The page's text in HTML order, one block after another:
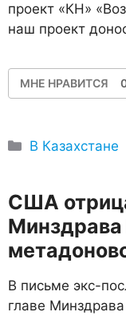
проект «КН»
наш проект
МНЕ НРАВИТСЯ
Рубрики
В Казахстане
США
Минздрава
В письме экс-
главе